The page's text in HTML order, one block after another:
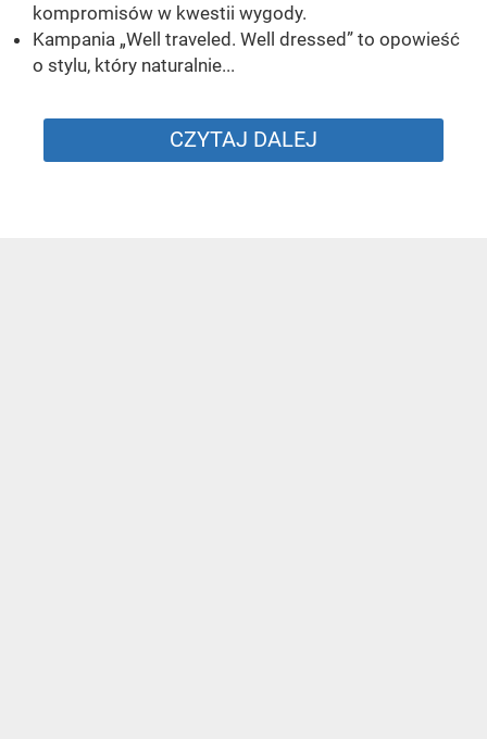
kompromisów w kwestii wygody.
Kampania „Well traveled. Well dressed” to opowieść
o stylu, który naturalnie...
CZYTAJ DALEJ